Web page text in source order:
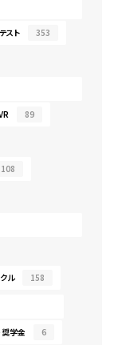
スト 353
89
108
ル 158
奨学金 6